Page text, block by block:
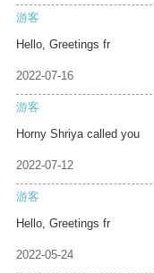
游客
Hello, Greetings fr
2022-07-16
游客
Horny Shriya called you
2022-07-12
游客
Hello, Greetings fr
2022-05-24